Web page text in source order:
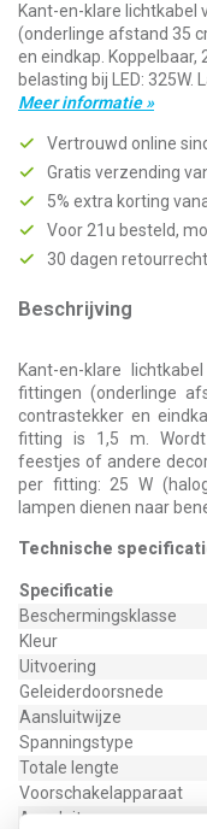
Kant-en-klare lichtkabel
(onderlinge afstand 35
en eindkap. Koppelbaar,
belasting bij LED: 325W.
Meer informatie »
Vertrouwd online
Gratis verzending
5% extra korting
Voor 21u besteld,
30 dagen retourrecht
Beschrijving
Kant-en-klare
fittingen (onderlinge
contrastekker en
fitting is 1,5 m.
feestjes of andere
per fitting: 25 W
lampen dienen naar
Technische
Specificatie
Beschermingsklasse
Kleur
Uitvoering
Geleiderdoorsnede
Aansluitwijze
Spanningstype
Totale lengte
Voorschakelapparaat
Aansluitvermogen